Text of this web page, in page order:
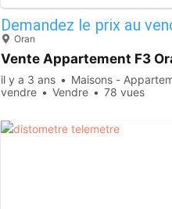
Demandez le prix au
Oran
Vente Appartement F3
il y a 3 ans
Maisons -
vendre
Vendre 78 vues